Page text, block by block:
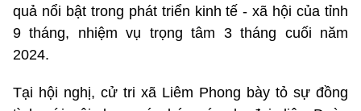
quả nổi bật trong phát triển kinh tế - xã hội của tỉnh
9 tháng, nhiệm vụ trọng tâm 3 tháng cuối năm
2024.
Tại hội nghị, cử tri xã Liêm Phong bày tỏ sự đồng